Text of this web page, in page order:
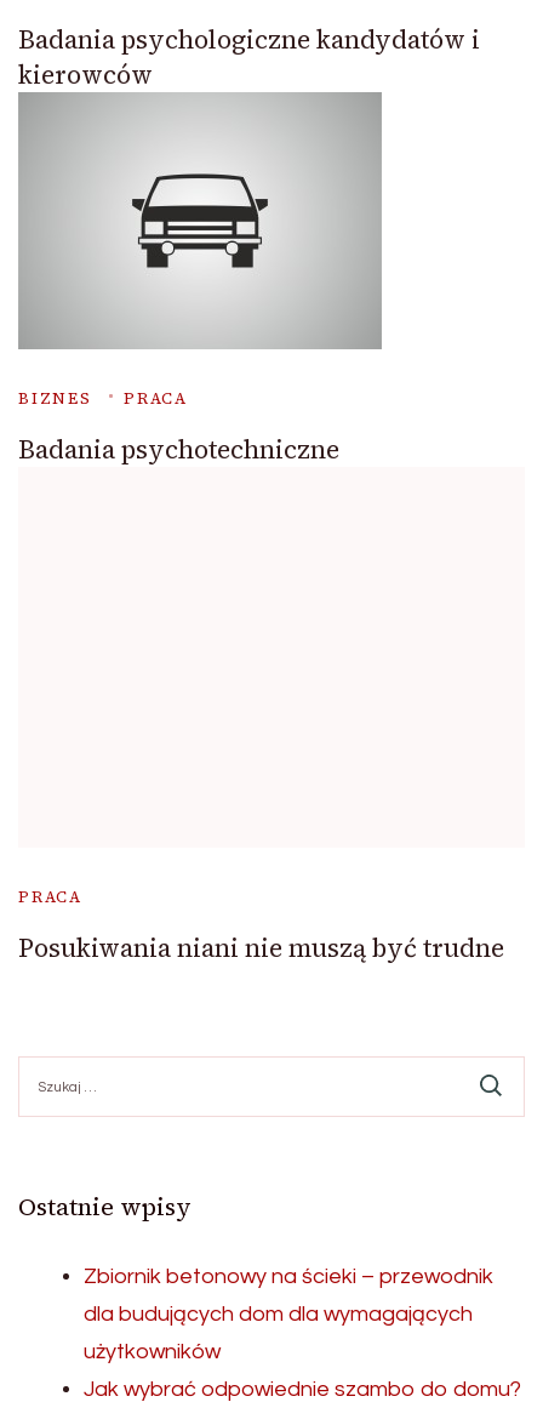
Badania psychologiczne kandydatów i
kierowców
BIZNES PRACA
Badania psychotechniczne
PRACA
Posukiwania niani nie muszą być trudne
Ostatnie wpisy
Zbiornik betonowy na ścieki – przewodnik
dla budujących dom dla wymagających
użytkowników
Jak wybrać odpowiednie szambo do domu?